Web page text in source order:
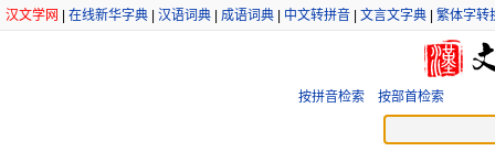
汉文学网 在线新华字典 汉语词典 成语词典 中文转拼音 文言文字典 繁体字转
按拼音检索 按部首检索